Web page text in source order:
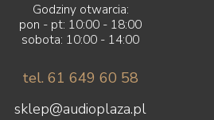
Godziny otwarcia:
pon - pt: 10:00 - 18:00
sobota: 10:00 - 14:00
tel. 61 649 60 58
sklep@audioplaza.pl